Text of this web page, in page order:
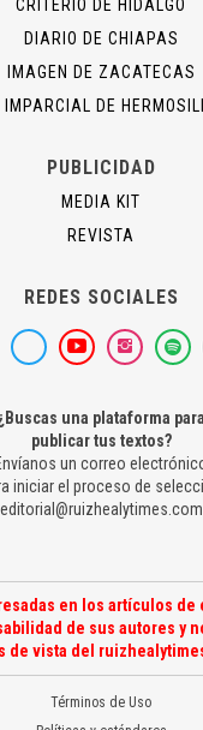
CRITERIO DE HIDALGO
DIARIO DE CHIAPAS
IMAGEN DE ZACATECAS
IMPARCIAL DE
PUBLICIDAD
MEDIA KIT
REVISTA
REDES SOCIALES
una plataforma para
publicar tus textos?
un correo
iniciar el proceso de
editorial@ruizhealytimes.com
en los artículos de
de sus autores y
de vista del
Términos de Uso